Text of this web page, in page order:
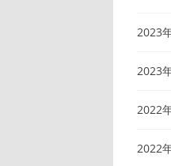
2023
2023
2022
2022